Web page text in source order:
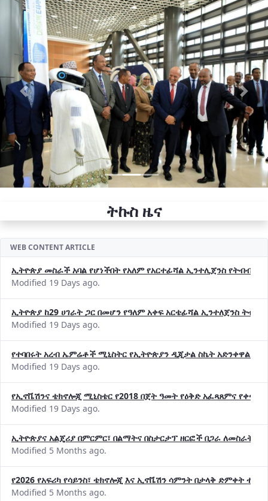
Previous Next
ትኩስ ዜና
WEB CONTENT ARTICLE
ኢትዮጵያ መስራች አባል የሆነችበት የአለም የአርተፊሻል ኢንተሊጀንስ የትብብር
Modified 19 Days ago.
ኢትዮጵያ ከ29 ሀገራት ጋር በመሆን የዓለም አቀፍ አርቴፊሻል ኢንተለጀንስ
Modified 19 Days ago.
የተባበሩት አረብ ኤምሬቶች ሚኒስትር የኢትዮጵያን ዲጂታል ስኬት አድንቀዋል
Modified 19 Days ago.
የኢኖቬሽንና ቴክኖሎጂ ሚኒስቴር የ2018 በጀት ዓመት የዕቅድ አፈጻጸምና
Modified 19 Days ago.
ኢትዮጵያና አልጄሪያ በምርምር፣ በልማትና በስታርታፕ ዘርፎች በጋራ ለመስራት
Modified 5 Months ago.
የ2026 የአፍሪካ የሳይንስ፣ ቴክኖሎጂ እና ኢኖቬሽን ሳምንት በታላቅ ድምቀት
Modified 5 Months ago.